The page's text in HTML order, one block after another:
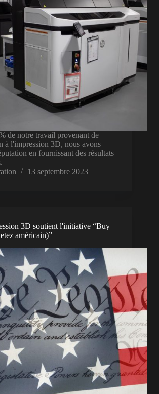
de notre travail provenant de
à l'impression 3D, nous avons
en fournissant des résultats
13 septembre 2023
3D soutient l'initiative “Buy
américain)”